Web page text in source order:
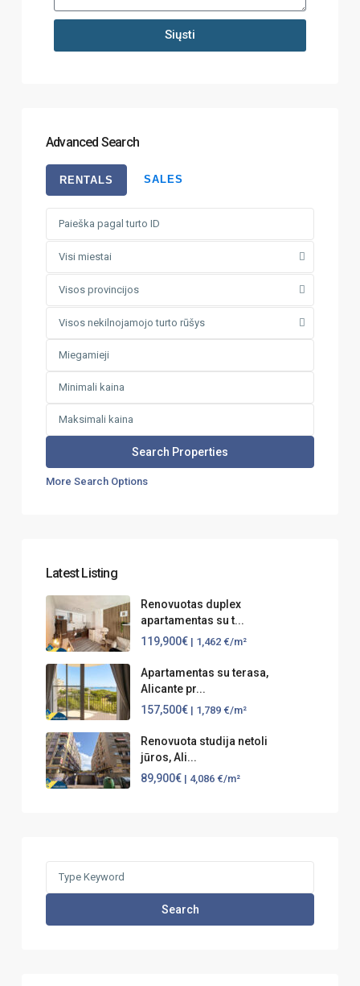
Siųsti
Advanced Search
RENTALS SALES
Visi miestai
Visos provincijos
Visos nekilnojamojo turto rūšys
More Search Options
Latest Listing
Renovuotas duplex
apartamentas su t...
119,900€ | 1,462 €/m²
Apartamentas su terasa,
Alicante pr...
157,500€ | 1,789 €/m²
Renovuota studija netoli
jūros, Ali...
89,900€ | 4,086 €/m²
Search